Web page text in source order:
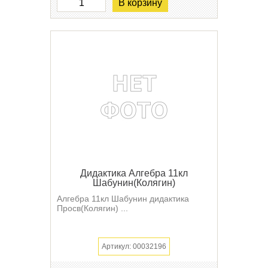
В корзину
Дидактика Алгебра 11кл
Шабунин(Колягин)
Алгебра 11кл Шабунин дидактика
Просв(Колягин) ...
Артикул: 00032196